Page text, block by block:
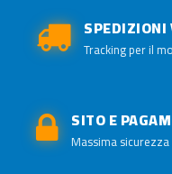
SPEDIZIONI
Tracking per il
SITO E
Massima